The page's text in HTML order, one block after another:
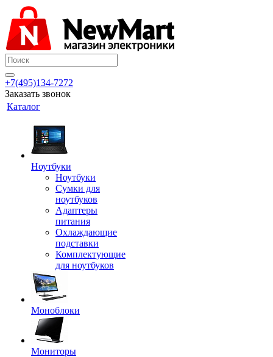
+7(495)134-7272
Заказать звонок
Каталог
Ноутбуки
Ноутбуки
Сумки для
ноутбуков
Адаптеры
питания
Охлаждающие
подставки
Комплектующие
для ноутбуков
Моноблоки
Мониторы